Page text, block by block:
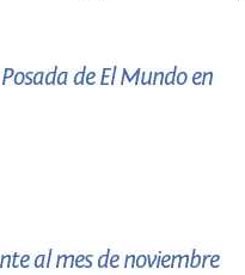
de El Mundo en
al mes de noviembre